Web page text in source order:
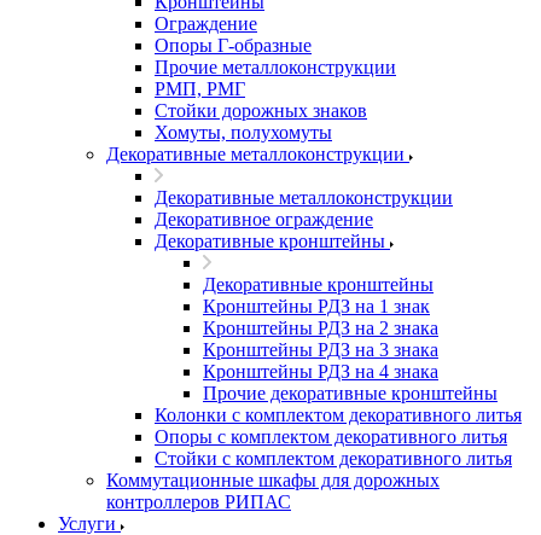
Ограждение
Опоры Г-образные
Прочие металлоконструкции
РМП, РМГ
Стойки дорожных знаков
Хомуты, полухомуты
Декоративные металлоконструкции
Декоративные металлоконструкции
Декоративное ограждение
Декоративные кронштейны
Декоративные кронштейны
Кронштейны РДЗ на 1 знак
Кронштейны РДЗ на 2 знака
Кронштейны РДЗ на 3 знака
Кронштейны РДЗ на 4 знака
Прочие декоративные кронштейны
Колонки с комплектом декоративного литья
Опоры с комплектом декоративного литья
Стойки с комплектом декоративного литья
Коммутационные шкафы для дорожных
контроллеров РИПАС
Услуги